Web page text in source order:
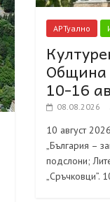
АРТуално
Община
10-16
08.08.2026
10 август
„България –
подслони;
„Сръчковци”.